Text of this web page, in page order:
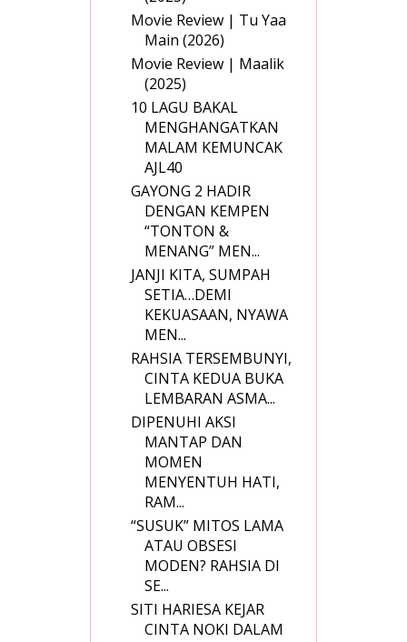
Movie Review | Tu Yaa
Main (2026)
Movie Review | Maalik
(2025)
10 LAGU BAKAL
MENGHANGATKAN
MALAM KEMUNCAK
AJL40
GAYONG 2 HADIR
DENGAN KEMPEN
“TONTON &
MENANG” MEN...
JANJI KITA, SUMPAH
SETIA…DEMI
KEKUASAAN, NYAWA
MEN...
RAHSIA TERSEMBUNYI,
CINTA KEDUA BUKA
LEMBARAN ASMA...
DIPENUHI AKSI
MANTAP DAN
MOMEN
MENYENTUH HATI,
RAM...
“SUSUK” MITOS LAMA
ATAU OBSESI
MODEN? RAHSIA DI
SE...
SITI HARIESA KEJAR
CINTA NOKI DALAM